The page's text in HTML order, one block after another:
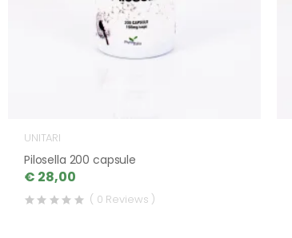
UNITARI
Pilosella 200 capsule
€ 28,00
( 0 Reviews )